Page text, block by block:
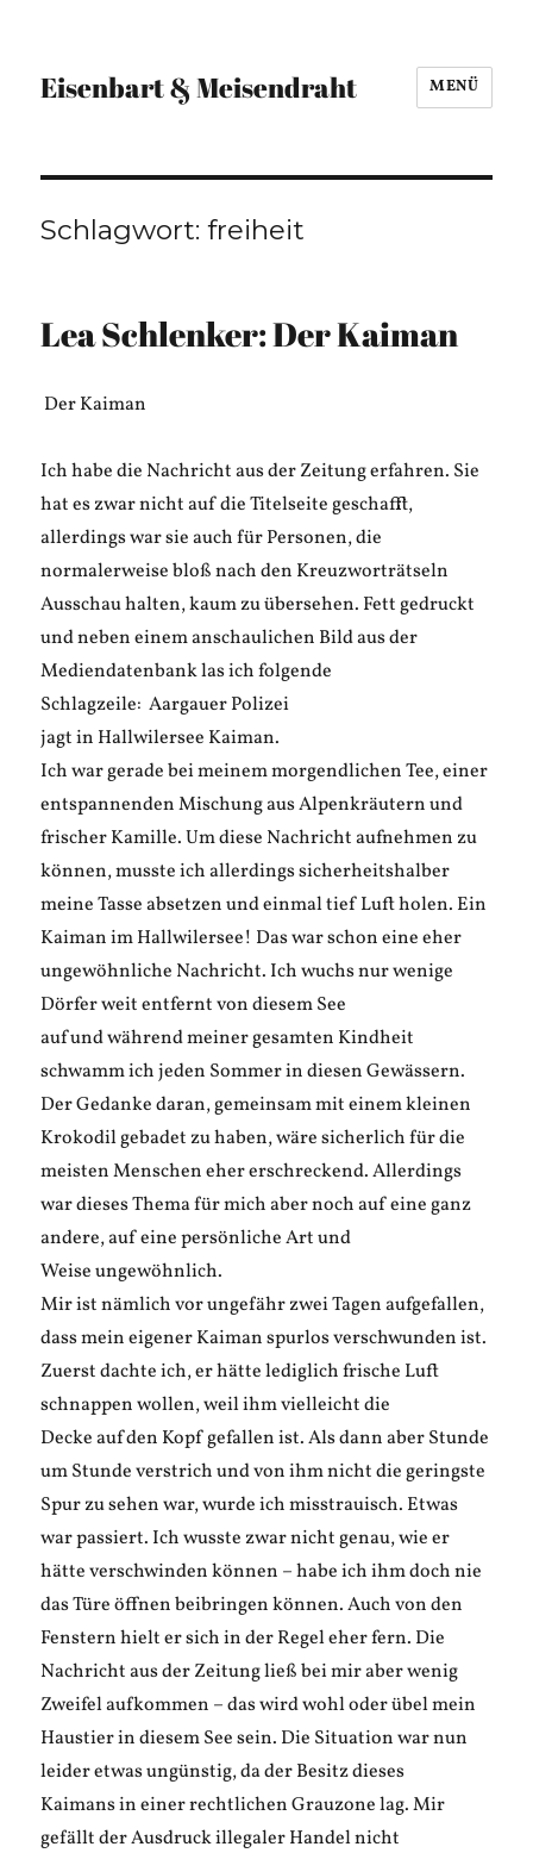
Eisenbart & Meisendraht MENÜ
Schlagwort:freiheit
Lea Schlenker: Der Kaiman
Der Kaiman
Ich habe die Nachricht aus der Zeitung erfahren. Sie
hat es zwar nicht auf die Titelseite geschafft,
allerdings war sie auch für Personen, die
normalerweise bloß nach den Kreuzworträtseln
Ausschau halten, kaum zu übersehen. Fett gedruckt
und neben einem anschaulichen Bild aus der
Mediendatenbank las ich folgende
Schlagzeile: Aargauer Polizei
jagt in Hallwilersee Kaiman.
Ich war gerade bei meinem morgendlichen Tee, einer
entspannenden Mischung aus Alpenkräutern und
frischer Kamille. Um diese Nachricht aufnehmen zu
können, musste ich allerdings sicherheitshalber
meine Tasse absetzen und einmal tief Luft holen. Ein
Kaiman im Hallwilersee! Das war schon eine eher
ungewöhnliche Nachricht. Ich wuchs nur wenige
Dörfer weit entfernt von diesem See
auf und während meiner gesamten Kindheit
schwamm ich jeden Sommer in diesen Gewässern.
Der Gedanke daran, gemeinsam mit einem kleinen
Krokodil gebadet zu haben, wäre sicherlich für die
meisten Menschen eher erschreckend. Allerdings
war dieses Thema für mich aber noch auf eine ganz
andere, auf eine persönliche Art und
Weise ungewöhnlich.
Mir ist nämlich vor ungefähr zwei Tagen aufgefallen,
dass mein eigener Kaiman spurlos verschwunden ist.
Zuerst dachte ich, er hätte lediglich frische Luft
schnappen wollen, weil ihm vielleicht die
Decke auf den Kopf gefallen ist. Als dann aber Stunde
um Stunde verstrich und von ihm nicht die geringste
Spur zu sehen war, wurde ich misstrauisch. Etwas
war passiert. Ich wusste zwar nicht genau, wie er
hätte verschwinden können – habe ich ihm doch nie
das Türe öffnen beibringen können. Auch von den
Fenstern hielt er sich in der Regel eher fern. Die
Nachricht aus der Zeitung ließ bei mir aber wenig
Zweifel aufkommen – das wird wohl oder übel mein
Haustier in diesem See sein. Die Situation war nun
leider etwas ungünstig, da der Besitz dieses
Kaimans in einer rechtlichen Grauzone lag. Mir
gefällt der Ausdruck illegaler Handel nicht